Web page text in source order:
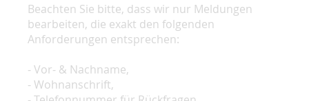
Beachten Sie bitte, dass wir nur Meldungen
bearbeiten, die exakt den folgenden
Anforderungen entsprechen:
- Vor- & Nachname,
- Wohnanschrift,